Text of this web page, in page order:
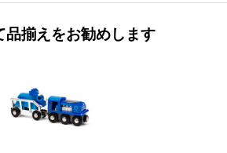
品揃えをお勧めします